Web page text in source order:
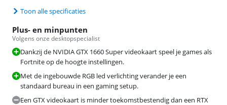
Toon alle specificaties
Plus- en minpunten
Volgens onze desktopspecialist
Dankzij de NVIDIA GTX 1660 Super videokaart speel je games als
Fortnite op de hoogte instellingen.
Met de ingebouwde RGB led verlichting verander je een
standaard bureau in een gaming setup.
Een GTX videokaart is minder toekomstbestendig dan een RTX